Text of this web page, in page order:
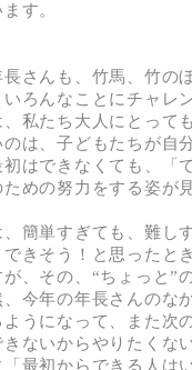
す。
さんも、竹馬、竹の
いろんなことにチャレ
、私たち大人にとって
のは、子どもたちが自
初はできなくても、「
ための努力をする姿が
簡単すぎても、難し
できそう！と思ったと
が、その、“ちょっと”
、今年の年長さんのな
ようになって、また次
ないからやりたくな
「最初からできる人は